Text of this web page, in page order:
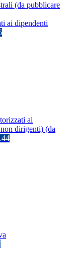
(da pubblicare
ai dipendenti
ai
dirigenti) (da